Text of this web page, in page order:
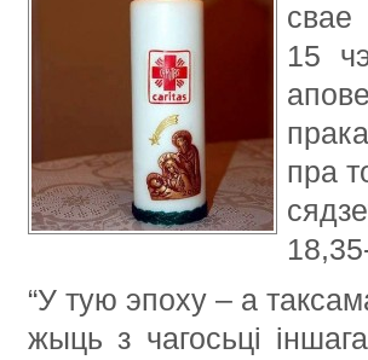
свае
15
пра
“У тую эпоху – а
жыць з чагосьці